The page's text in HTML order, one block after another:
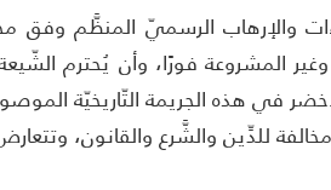
والإرهاب الرسميّ المنظَّم
المشروعة فورًا، وأن يُحترم
في هذه الجريمة التّاريخيّة
للدِّين والشَّرع والقانون،